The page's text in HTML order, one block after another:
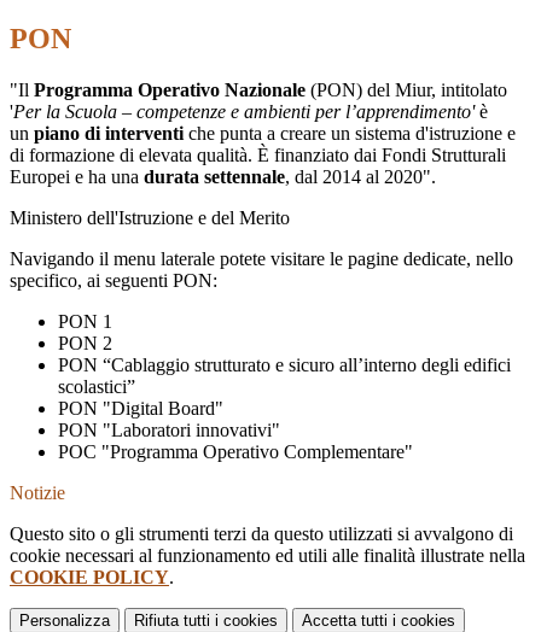
PON
"Il Programma Operativo Nazionale (PON) del Miur, intitolato
'Per la Scuola – competenze e ambienti per l’apprendimento'è
un piano di interventi che punta a creare un sistema d'istruzione e
di formazione di elevata qualità. È finanziato dai Fondi Strutturali
Europei e ha una durata settennale, dal 2014 al 2020".
Ministero dell'Istruzione e del Merito
Navigando il menu laterale potete visitare le pagine dedicate, nello
specifico, ai seguenti PON:
PON 1
PON 2
PON “Cablaggio strutturato e sicuro all’interno degli edifici
scolastici”
PON "Digital Board"
PON "Laboratori innovativi"
POC "Programma Operativo Complementare"
Notizie
Questo sito o gli strumenti terzi da questo utilizzati si avvalgono di
cookie necessari al funzionamento ed utili alle finalità illustrate nella
COOKIE POLICY.
Personalizza Rifiuta tutti i cookies Accetta tutti i cookies